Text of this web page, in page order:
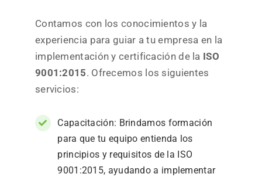
Contamos con los conocimientos y la
experiencia para guiar a tu empresa en la
implementación y certificación de la ISO
9001:2015. Ofrecemos los siguientes
servicios:
Capacitación: Brindamos formación
para que tu equipo entienda los
principios y requisitos de la ISO
9001:2015, ayudando a implementar